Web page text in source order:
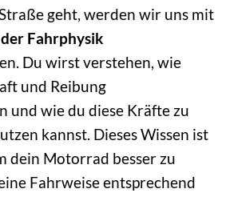
geht, werden wir uns mit
Fahrphysik
Du wirst verstehen, wie
und Reibung
und wie du diese Kräfte zu
kannst. Dieses Wissen ist
dein Motorrad besser zu
Fahrweise entsprechend